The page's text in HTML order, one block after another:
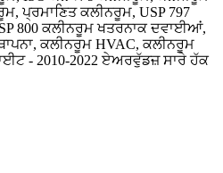
ਪ੍ਰਮਾਣਿਤ ਕਲੀਨਰੂਮ, USP 797
800 ਕਲੀਨਰੂਮ ਖਤਰਨਾਕ ਦਵਾਈਆਂ,
ਕਲੀਨਰੂਮ HVAC, ਕਲੀਨਰੂਮ
- 2010-2022 ਏਅਰਵੁੱਡਜ਼ ਸਾਰੇ ਹੱਕ